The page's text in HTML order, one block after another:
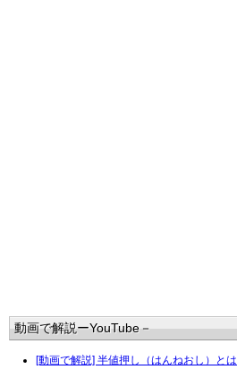
動画で解説ーYouTube－
[動画で解説] 半値押し（はんねおし）とは